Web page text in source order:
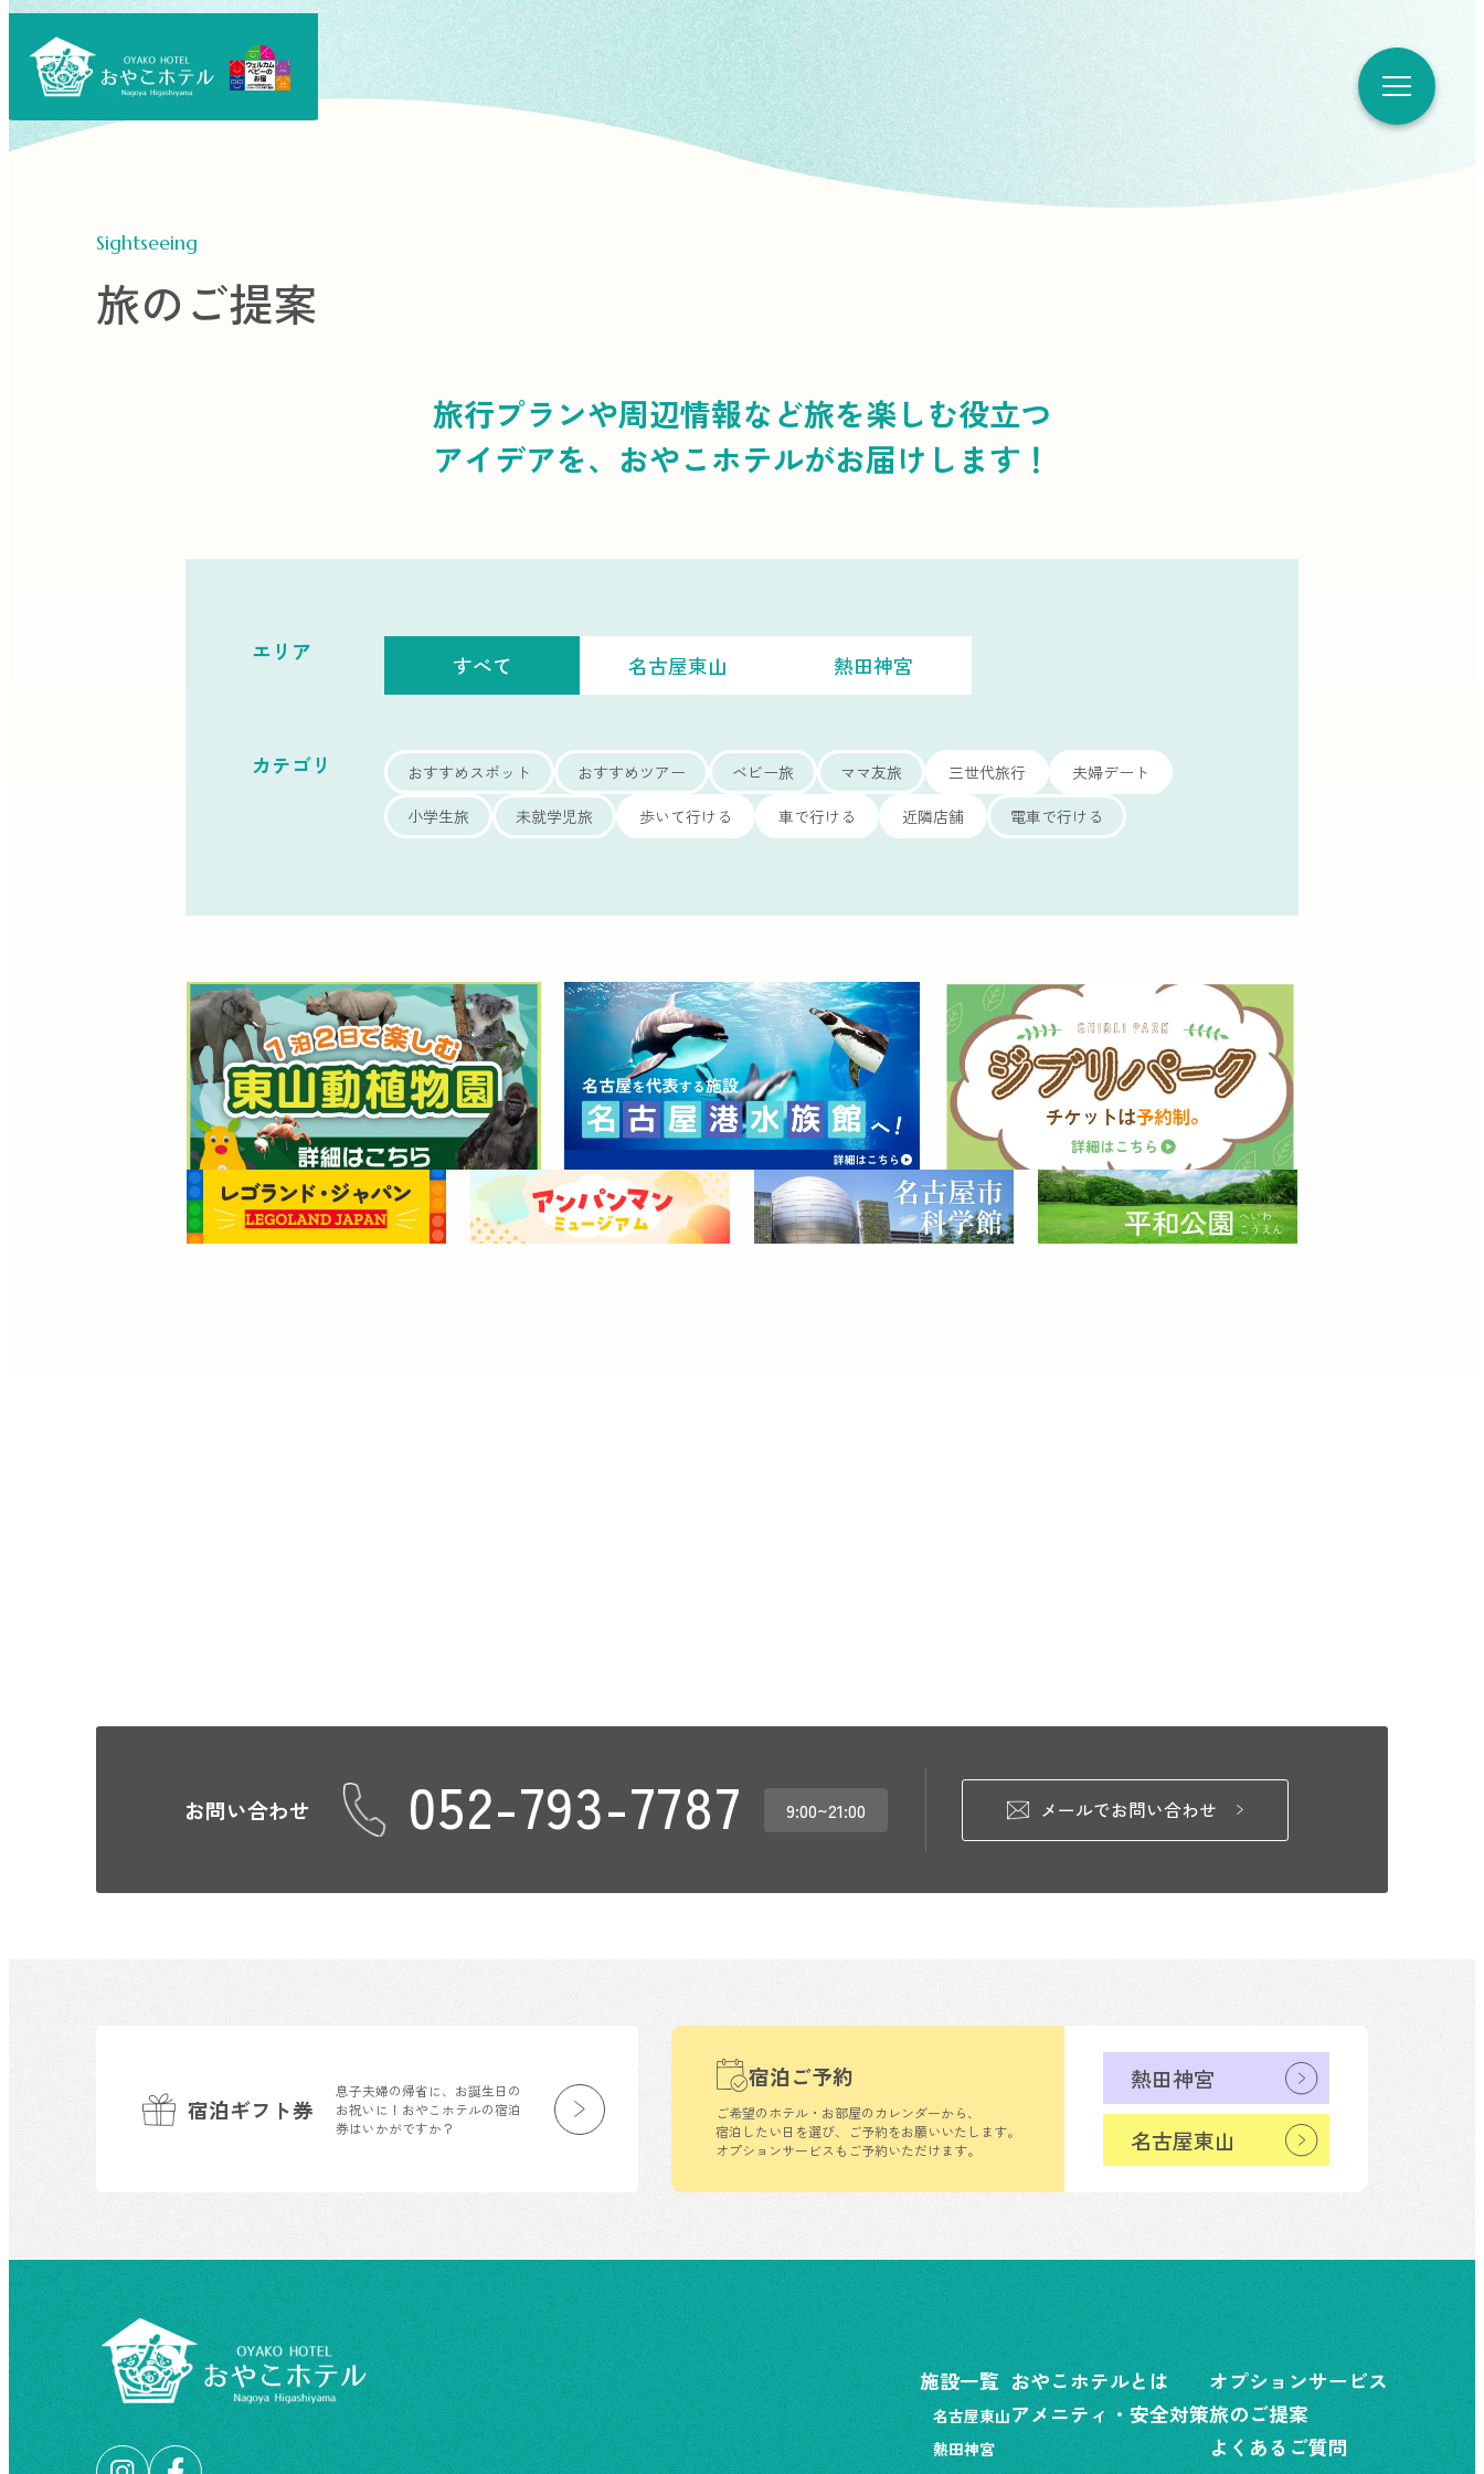
Sightseeing
旅のご提案
旅行プランや周辺情報など旅を楽しむ役立つ
アイデアを、 おやこホテルがお届けします！
エリア
すべて 名古屋東山 熱田神宮
カテゴリ おすすめスポット おすすめツアー ベビー旅 ママ友旅 三世代旅行
夫婦デート
小学生旅
未就学児旅 歩いて行ける 車で行ける 近隣店舗 電車で行ける
お問い合わせ 052-793-7787 9:00~21:00 メールでお問い合わせ
宿泊ギフト券
息子夫婦の帰省に、お誕生日の
お祝いに！おやこホテルの宿泊
券はいかがですか？
宿泊ご予約
ご希望のホテル・お部屋のカレンダーから、
宿泊したい日を選び、ご予約をお願いいたします。
オプションサービスもご予約いただけます。
熱田神宮
名古屋東山
施設一覧
名古屋東山
熱田神宮
おやこホテルとは
アメニティ・安全対策
オプションサービス
旅のご提案
よくあるご質問